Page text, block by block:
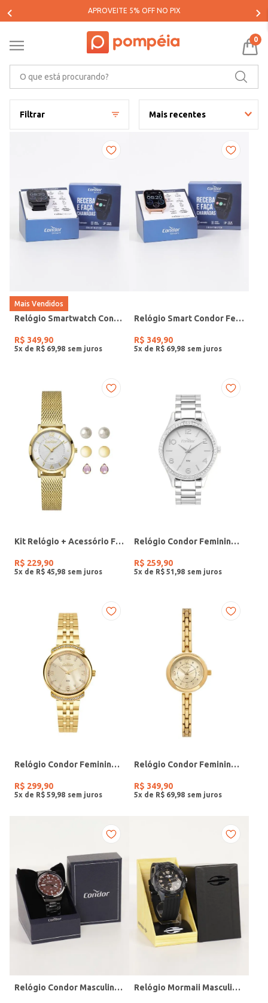
PARCELE SUAS COMPRAS EM ATÉ 5X SEM JUROS*
0
Filtrar Mais recentes
Mais Vendidos
Relógio Smartwatch Condor PRETO
R$ 349,90
5x de R$ 69 98
Relógio Smart Condor Feminino ROSE
R$ 349,90
5x de R$ 69 98
Kit Relógio + Acessório Feminino DOURADO
R$ 229,90
5x de R$ 45 98
Relógio Condor Feminino PRATA
R$ 259,90
5x de R$ 51 98
Relógio Condor Feminino DOURADO
R$ 299,90
5x de R$ 59 98
Relógio Condor Feminino DOURADO
R$ 349,90
5x de R$ 69 98
Relógio Condor Masculino PRETO Relógio Mormaii Masculino PRETO